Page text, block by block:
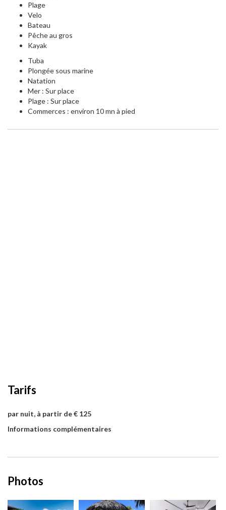
Plage
Velo
Bateau
Pêche au gros
Kayak
Tuba
Plongée sous marine
Natation
Mer : Sur place
Plage : Sur place
Commerces : environ 10 mn à pied
Tarifs
par nuit, à partir de € 125
Informations complémentaires
Photos